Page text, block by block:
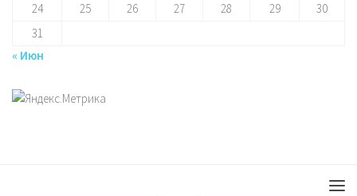
24
25 26 27 28 29
30
31
« Июн